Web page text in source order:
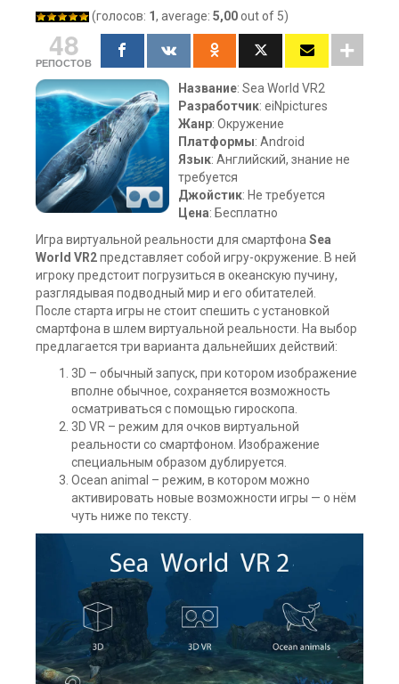
(голосов: 1, average: 5,00out of 5)
48
РЕПОСТОВ
Название: Sea World VR2
Разработчик: eiNpictures
Жанр: Окружение
Платформы: Android
Язык: Английский, знание не
требуется
Джойстик: Не требуется
Цена: Бесплатно
Игра виртуальной реальности для смартфона Sea
World VR2представляет собой игру-окружение. В ней
игроку предстоит погрузиться в океанскую пучину,
разглядывая подводный мир и его обитателей.
После старта игры не стоит спешить с установкой
смартфона в шлем виртуальной реальности. На выбор
предлагается три варианта дальнейших действий:
3D – обычный запуск, при котором изображение
вполне обычное, сохраняется возможность
осматриваться с помощью гироскопа.
3D VR – режим для очков виртуальной
реальности со смартфоном. Изображение
специальным образом дублируется.
Ocean animal – режим, в котором можно
активировать новые возможности игры — о нём
чуть ниже по тексту.